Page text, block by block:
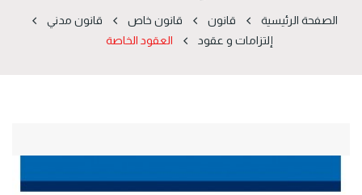
الصفحة الرئيسية قانون قانون خاص
قانون مدني
إلتزامات و عقود
العقود الخاصة